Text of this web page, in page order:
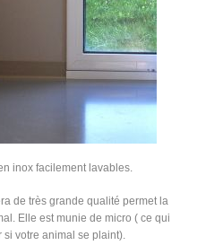
inox facilement lavables.
de très grande qualité permet la
Elle est munie de micro ( ce qui
si votre animal se plaint).